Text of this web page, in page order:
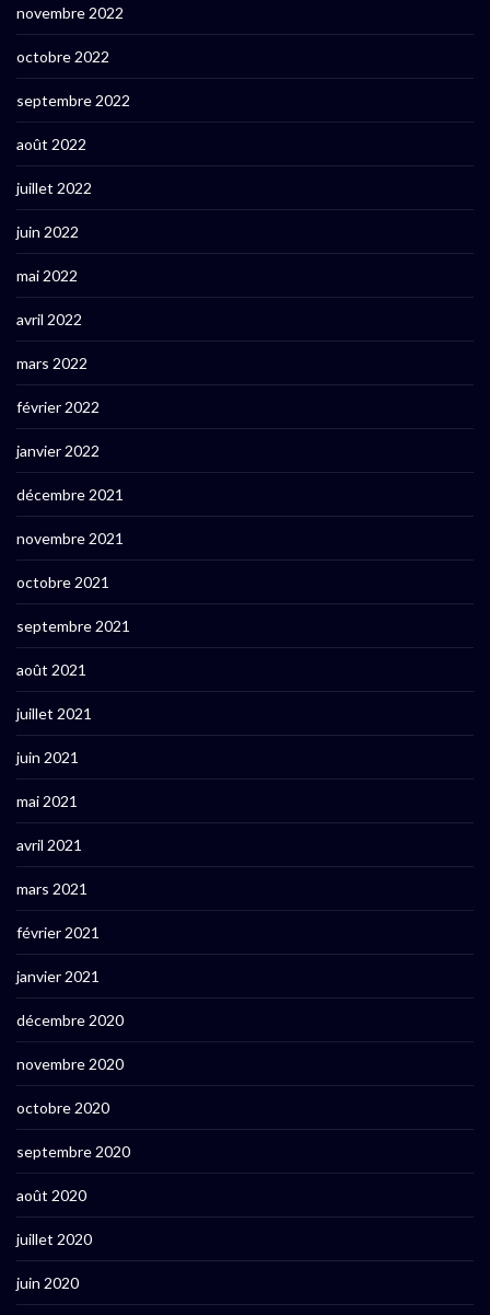
novembre 2022
octobre 2022
septembre 2022
août 2022
juillet 2022
juin 2022
mai 2022
avril 2022
mars 2022
février 2022
janvier 2022
décembre 2021
novembre 2021
octobre 2021
septembre 2021
août 2021
juillet 2021
juin 2021
mai 2021
avril 2021
mars 2021
février 2021
janvier 2021
décembre 2020
novembre 2020
octobre 2020
septembre 2020
août 2020
juillet 2020
juin 2020